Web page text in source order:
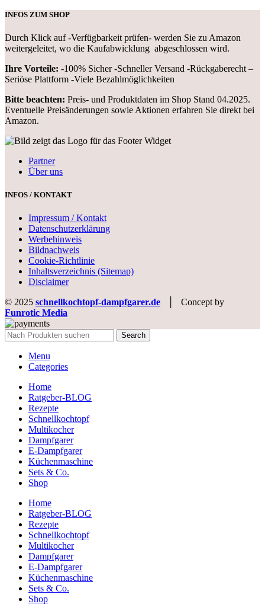
INFOS ZUM SHOP
Durch Klick auf -Verfügbarkeit prüfen- werden Sie zu Amazon
weitergeleitet, wo die Kaufabwicklung abgeschlossen wird.
Ihre Vorteile: -100% Sicher -Schneller Versand -Rückgaberecht –
Seriöse Plattform -Viele Bezahlmöglichkeiten
Bitte beachten: Preis- und Produktdaten im Shop Stand 04.2025.
Eventuelle Preisänderungen sowie Aktionen erfahren Sie direkt bei
Amazon.
Partner
Über uns
INFOS / KONTAKT
Impressum / Kontakt
Datenschutzerklärung
Werbehinweis
Bildnachweis
Cookie-Richtlinie
Inhaltsverzeichnis (Sitemap)
Disclaimer
© 2025 schnellkochtopf-dampfgarer.de │ Concept by
Funrotic Media
Search
Menu
Categories
Home
Ratgeber-BLOG
Rezepte
Schnellkochtopf
Multikocher
Dampfgarer
E-Dampfgarer
Küchenmaschine
Sets & Co.
Shop
Home
Ratgeber-BLOG
Rezepte
Schnellkochtopf
Multikocher
Dampfgarer
E-Dampfgarer
Küchenmaschine
Sets & Co.
Shop